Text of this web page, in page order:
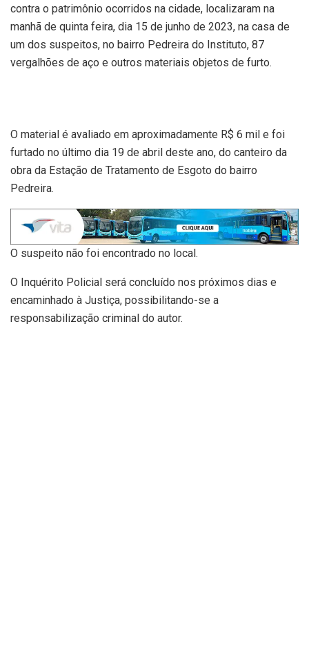
contra o patrimônio ocorridos na cidade, localizaram na
manhã de quinta feira, dia 15 de junho de 2023, na casa de
um dos suspeitos, no bairro Pedreira do Instituto, 87
vergalhões de aço e outros materiais objetos de furto.
O material é avaliado em aproximadamente R$ 6 mil e foi
furtado no último dia 19 de abril deste ano, do canteiro da
obra da Estação de Tratamento de Esgoto do bairro
Pedreira.
O suspeito não foi encontrado no local.
O Inquérito Policial será concluído nos próximos dias e
encaminhado à Justiça, possibilitando-se a
responsabilização criminal do autor.